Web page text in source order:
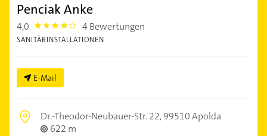
Penciak Anke
4,0 4.0 4 Bewertungen
SANITÄRINSTALLATIONEN
E-Mail
Dr.-Theodor-Neubauer-Str. 22,99510 Apolda
622 m